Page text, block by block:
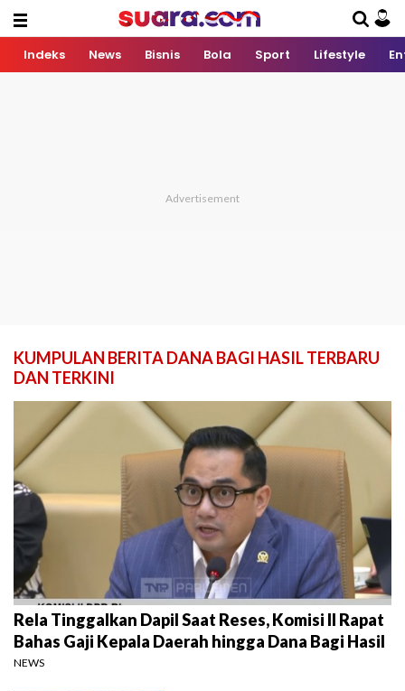
Indeks News Bisnis Bola Sport Lifestyle
KUMPULAN BERITA DANA BAGI HASIL TERBARU
DAN TERKINI
Rela Tinggalkan Dapil Saat Reses, Komisi II Rapat
Bahas Gaji Kepala Daerah hingga Dana Bagi Hasil
NEWS